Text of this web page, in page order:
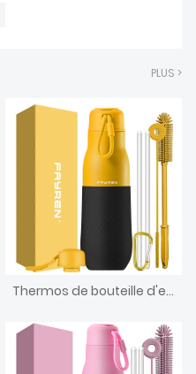
PLUS >
Thermos de bouteille d'eau sous vide en acier inoxydable